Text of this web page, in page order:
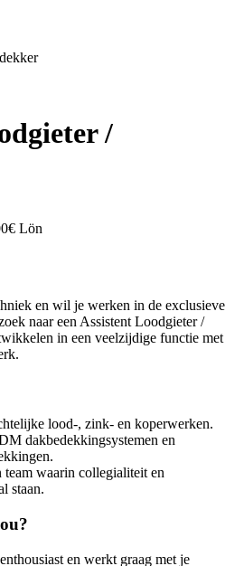
/
Lön
en wil je werken in de exclusieve
naar een Assistent Loodgieter /
in een veelzijdige functie met
lood-, zink- en koperwerken.
dakbedekkingsystemen en
team waarin collegialiteit en
staan.
en werkt graag met je